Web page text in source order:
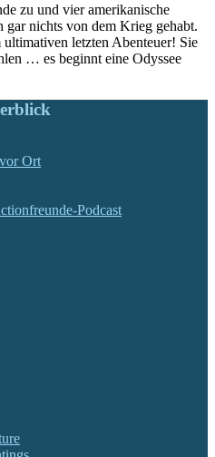
zu und vier amerikanische
gar nichts von dem Krieg gehabt.
letzten Abenteuer! Sie
… es beginnt eine Odyssee
Ort
Podcast